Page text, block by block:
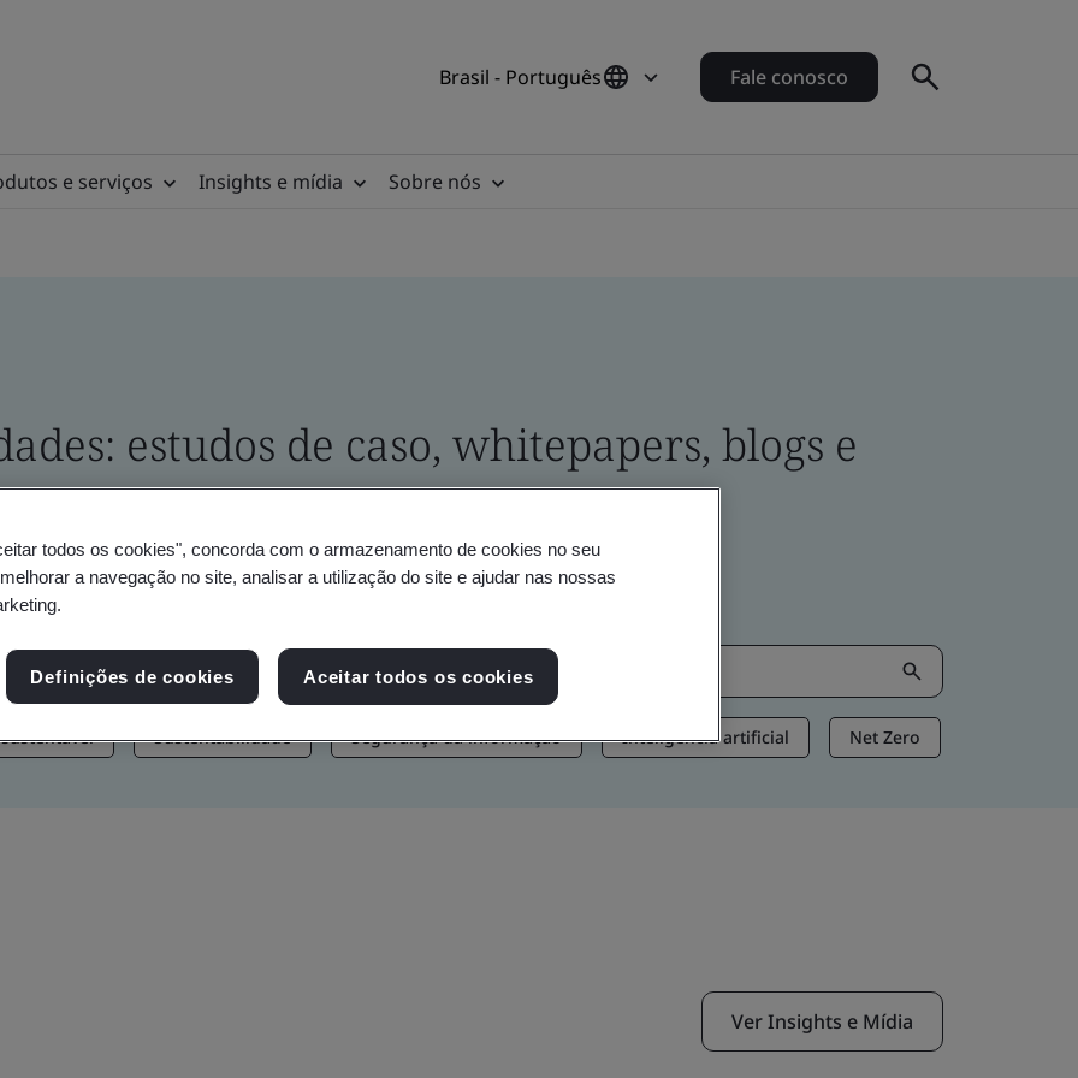
Brasil - Português Fale conosco
e serviços Insights e mídia Sobre nós
estudos de caso, whitepapers, blogs e
notícias e recursos da marca
Sustentabilidade Segurança da informação Inteligência artificial Net Zero
Ver Insights e Mídia
todos os cookies", concorda com o armazenamento de cookies no seu
a navegação no site, analisar a utilização do site e ajudar nas nossas
Definições de cookies Aceitar todos os cookies